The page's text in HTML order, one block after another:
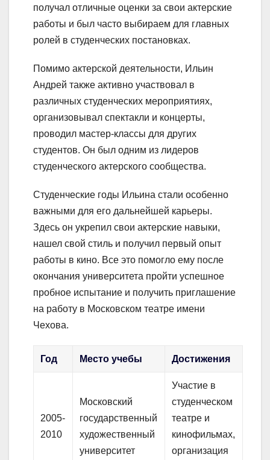
получал отличные оценки за свои актерские
работы и был часто выбираем для главных
ролей в студенческих постановках.
Помимо актерской деятельности, Ильин
Андрей также активно участвовал в
различных студенческих мероприятиях,
организовывал спектакли и концерты,
проводил мастер-классы для других
студентов. Он был одним из лидеров
студенческого актерского сообщества.
Студенческие годы Ильина стали особенно
важными для его дальнейшей карьеры.
Здесь он укрепил свои актерские навыки,
нашел свой стиль и получил первый опыт
работы в кино. Все это помогло ему после
окончания университета пройти успешное
пробное испытание и получить приглашение
на работу в Московском театре имени
Чехова.
Год Место учебы Достижения
2005-
2010
Московский
государственный
художественный
университет
Участие в
студенческом
театре и
кинофильмах,
организация